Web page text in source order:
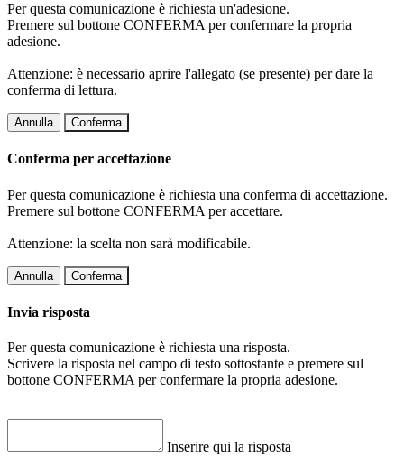
Per questa comunicazione è richiesta un'adesione.
Premere sul bottone CONFERMA per confermare la propria
adesione.
Attenzione: è necessario aprire l'allegato (se presente) per dare la
conferma di lettura.
Annulla Conferma
Conferma per accettazione
Per questa comunicazione è richiesta una conferma di accettazione.
Premere sul bottone CONFERMA per accettare.
Attenzione: la scelta non sarà modificabile.
Annulla Conferma
Invia risposta
Per questa comunicazione è richiesta una risposta.
Scrivere la risposta nel campo di testo sottostante e premere sul
bottone CONFERMA per confermare la propria adesione.
Inserire qui la risposta